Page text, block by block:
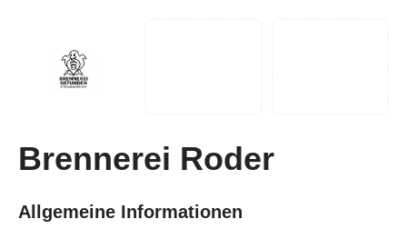
Brennerei Roder
Allgemeine Informationen